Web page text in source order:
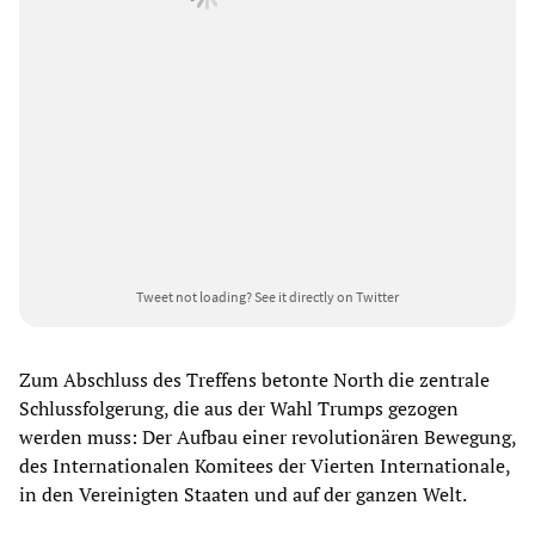
Tweet not loading?See it directly on Twitter
Zum Abschluss des Treffens betonte North die zentrale
Schlussfolgerung, die aus der Wahl Trumps gezogen
werden muss: Der Aufbau einer revolutionären Bewegung,
des Internationalen Komitees der Vierten Internationale,
in den Vereinigten Staaten und auf der ganzen Welt.